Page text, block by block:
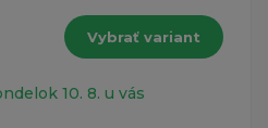
Vybrať variant
10. 8. u vás